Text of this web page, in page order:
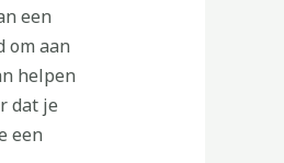
een
om aan
helpen
dat je
een